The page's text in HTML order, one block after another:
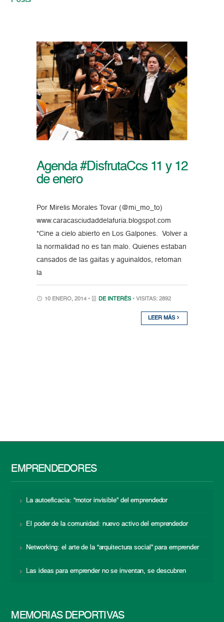
Agenda #DisfrutaCcs 11 y 12
de enero
Por Mirelis Morales Tovar (@mi_mo_to)
www.caracasciudaddelafuria.blogspot.com
*Cine a cielo abierto en Los Galpones. Volver a
la normalidad no es tan malo. Quienes estaban
cansados de las gaitas y aguinaldos, retoman
la
10 ENERO, 2014 • DE INTERÉS • VISITAS: 2892
LEER MÁS
EMPRENDEDORES
La autoeficacia: “motor invisible” del emprendedor
El poder de la comunidad: nuevo activo del emprendedor
Networking: el arte de la “arquitectura social” para emprender
Las ideas para emprender no se inventan, se descubren
MEMORIAS DEPORTIVAS